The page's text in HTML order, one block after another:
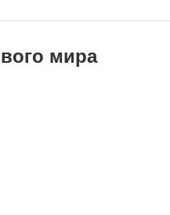
2.2.3,
Специалистам
NPCBuffer у
Серверные квесты,
мира